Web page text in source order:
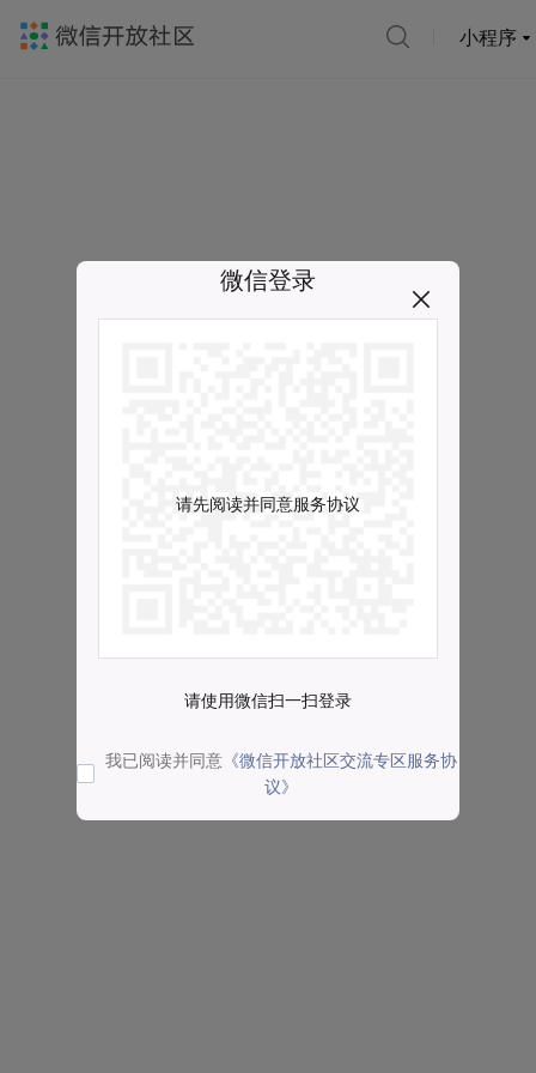
小程序
微信登录
请先阅读并同意服务协议
请使用微信扫一扫登录
我已阅读并同意 《微信开放社区交流专区服务协
议》